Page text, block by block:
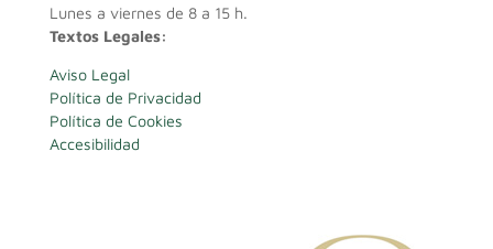
Lunes a viernes de 8 a 15 h.
Textos Legales:
Aviso Legal
Política de Privacidad
Política de Cookies
Accesibilidad